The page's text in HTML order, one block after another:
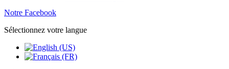
Notre Facebook
Sélectionnez votre langue